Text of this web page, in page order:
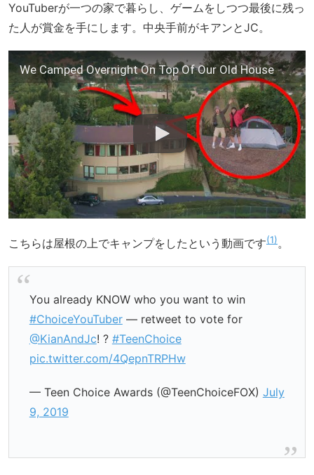
YouTuberが一つの家で暮らし、ゲームをしつつ最後に残っ
た人が賞金を手にします。中央手前がキアンとJC。
We Camped Overnight On Top Of Our Old House
こちらは屋根の上でキャンプをしたという動画です 1 。
You already KNOW who you want to win
#ChoiceYouTuber— retweet to vote for
@KianAndJc! ? #TeenChoice
pic.twitter.com/4QepnTRPHw
— Teen Choice Awards (@TeenChoiceFOX) July
9, 2019